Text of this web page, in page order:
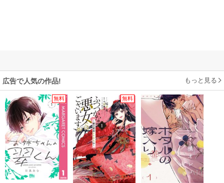
広告で人気の作品! もっと見る
無料 無料